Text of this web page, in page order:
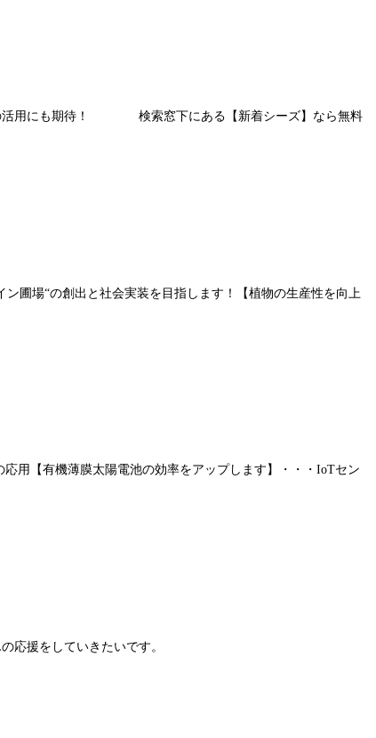
の活用にも期待！ 検索窓下にある【新着シーズ】なら無料
圃場“の創出と社会実装を目指します！【植物の生産性を向上
用【有機薄膜太陽電池の効率をアップします】・・・IoTセン
応援をしていきたいです。